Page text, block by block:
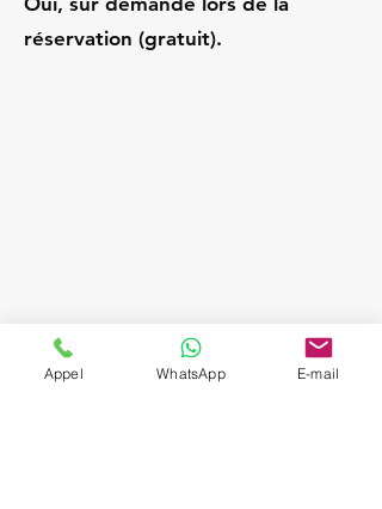
réservation (gratuit).
Appel WhatsApp E-mail